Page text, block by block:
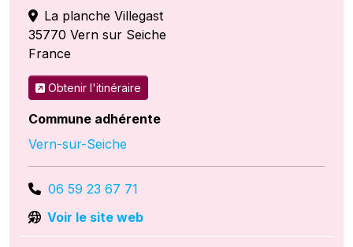
La planche Villegast
35770 Vern sur Seiche
France
Obtenir l'itinéraire
Commune adhérente
Vern-sur-Seiche
06 59 23 67 71
Voir le site web